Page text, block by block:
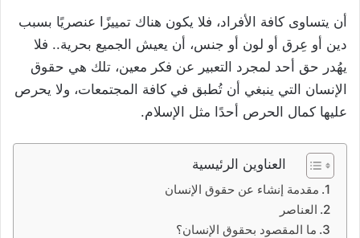
أن يتساوى كافة الأفراد، فلا يكون هناك تمييزًا عنصريًا بسبب
دين أو عِرق أو لون أو جنس، أن يعيش الجميع بحرية.. فلا
يهُدر حق أحد لمجرد التعبير عن فكر معين، تلك هي حقوق
الإنسان التي ينبغي أن تُطبق في كافة المجتمعات، ولا يحرص
عليها كمال الحرص أحدًا مثل الإسلام.
العناوين الرئيسية
مقدمة إنشاء عن حقوق الإنسان
العناصر
ما المقصود بحقوق الإنسان؟